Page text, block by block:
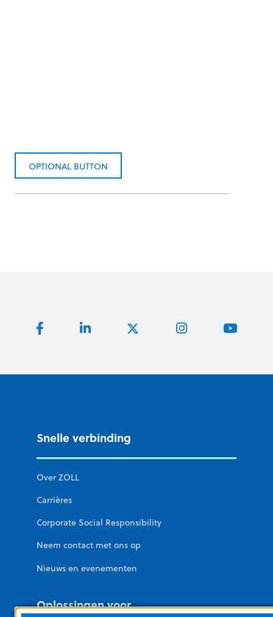
OPTIONAL BUTTON
Snelle verbinding
Over ZOLL
Carrières
Corporate Social Responsibility
Neem contact met ons op
Nieuws en evenementen
Oplossingen voor